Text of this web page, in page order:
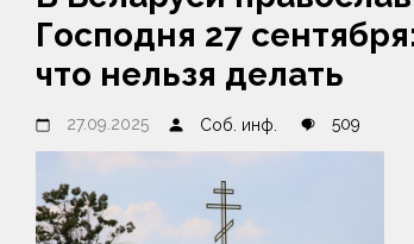
Господня 27
что нельзя делать
27.09.2025 Соб. инф. 509